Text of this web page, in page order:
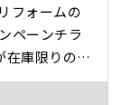
フォームの